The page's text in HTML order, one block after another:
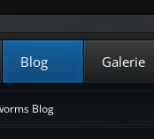
Blog Galerie
Blog